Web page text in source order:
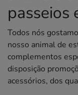
passeios
Todos nós
nosso animal de
complementos
disposição
acessórios, dos